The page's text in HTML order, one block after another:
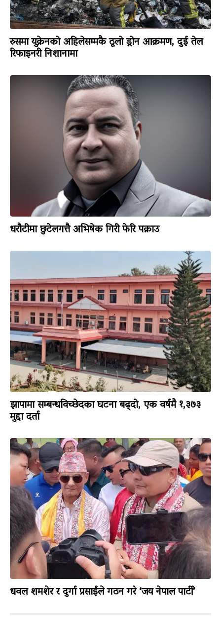
रुसमा युक्रेनको अहिलेसम्मकै ठूलो ड्रोन आक्रमण, दुई तेल
रिफाइनरी निशानामा
धरौटीमा छुटेलगत्तै अभिषेक गिरी फेरि पक्राउ
झापामा सम्बन्धविच्छेदका घटना बढ्दो, एक वर्षमै १,३७३
मुद्दा दर्ता
धवल शमशेर र दुर्गा प्रसाईंले गठन गरे ‘जय नेपाल पार्टी’